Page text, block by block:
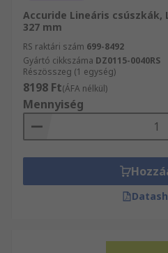
Accuride Lineáris csúszkák,
327 mm
RS raktári szám 699-8492
Gyártó cikkszáma DZ0115-0040RS
Részösszeg (1 egység)
8198 Ft(ÁFA nélkül)
Mennyiség